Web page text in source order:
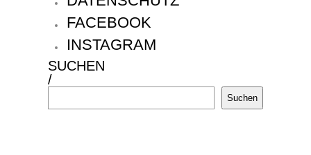
FACEBOOK
INSTAGRAM
SUCHEN
/
Suchen